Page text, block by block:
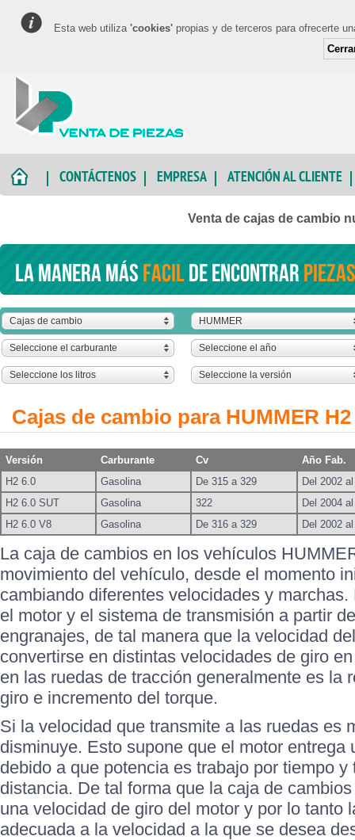
Esta web utiliza 'cookies' propias y de terceros para ofrecerte
CONTÁCTENOS EMPRESA ATENCIÓN AL CLIENTE
Venta de cajas de cambio
La manera másfacilde encontrar
Cajas de cambio HUMMER
Seleccione el carburante Seleccione el año
Seleccione los litros Seleccione la versión
Cajas de cambio para HUMMER H2
Versión Carburante Cv
Año Fab.
H2 6.0
Gasolina De 315 a 329
Del 2002
H2 6.0 SUT
Gasolina 322
Del 2004
H2 6.0 V8
Gasolina De 316 a 329 Del 2002
La caja de cambios en los vehículos
movimiento del vehículo, desde el momento
cambiando diferentes velocidades y
el motor y el sistema de transmisión a partir
engranajes, de tal manera que la velocidad
convertirse en distintas velocidades de giro
en las ruedas de tracción generalmente es la
giro e incremento del torque.
Si la velocidad que transmite a las ruedas es
disminuye. Esto supone que el motor entrega
debido a que potencia es trabajo por tiempo
distancia. De tal forma que la caja de
una velocidad de giro del motor y por lo tanto
adecuada a la velocidad a la que se desea